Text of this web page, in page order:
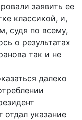
заявить ее
классикой, и,
судя по всему,
о результатах
так и не
далеко
указание